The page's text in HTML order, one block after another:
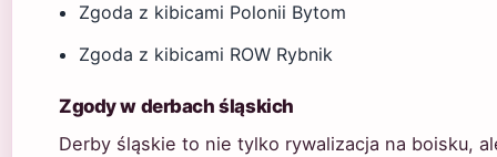
Zgoda z kibicami Polonii Bytom
Zgoda z kibicami ROW Rybnik
Zgody w derbach śląskich
Derby śląskie to nie tylko rywalizacja na boisku,